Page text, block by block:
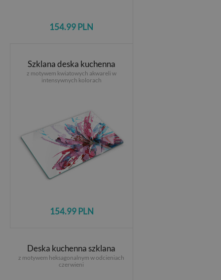
154.99 PLN
Szklana deska kuchenna
z motywem kwiatowych akwareli w
intensywnych kolorach
154.99 PLN
Deska kuchenna szklana
z motywem heksagonalnym w odcieniach
czerwieni